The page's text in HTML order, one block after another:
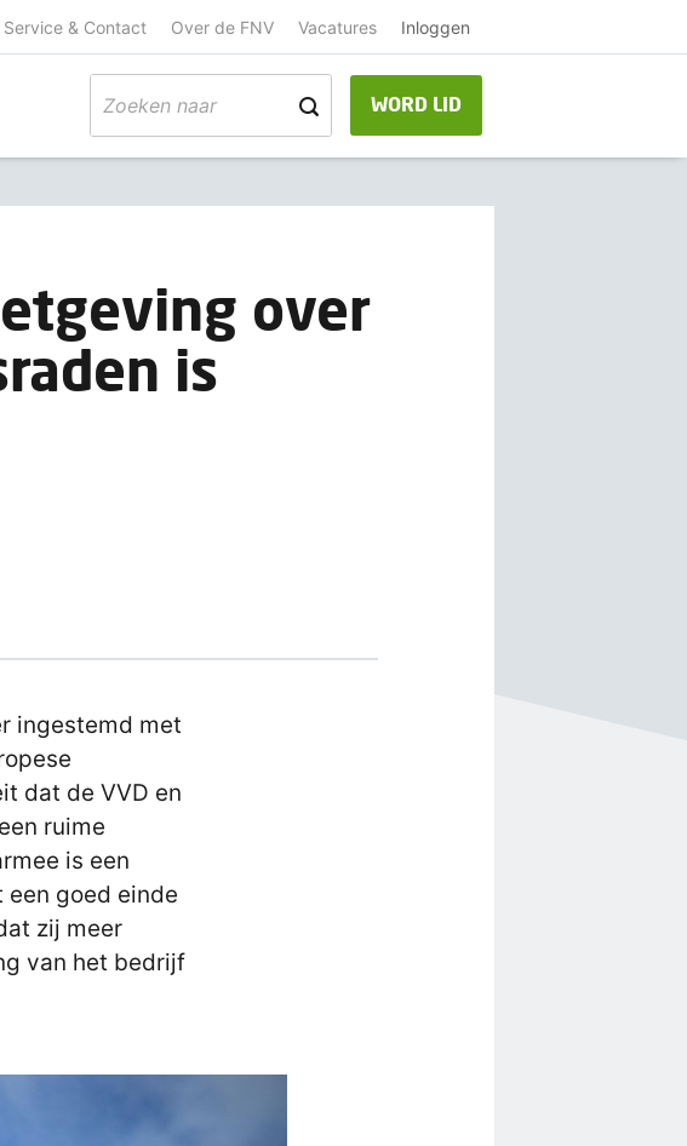
Service & Contact Over de FNV Vacatures Inloggen
WORD LID
over
is
ingestemd met
dat de VVD en
ruime
is een
goed einde
zij meer
van het bedrijf